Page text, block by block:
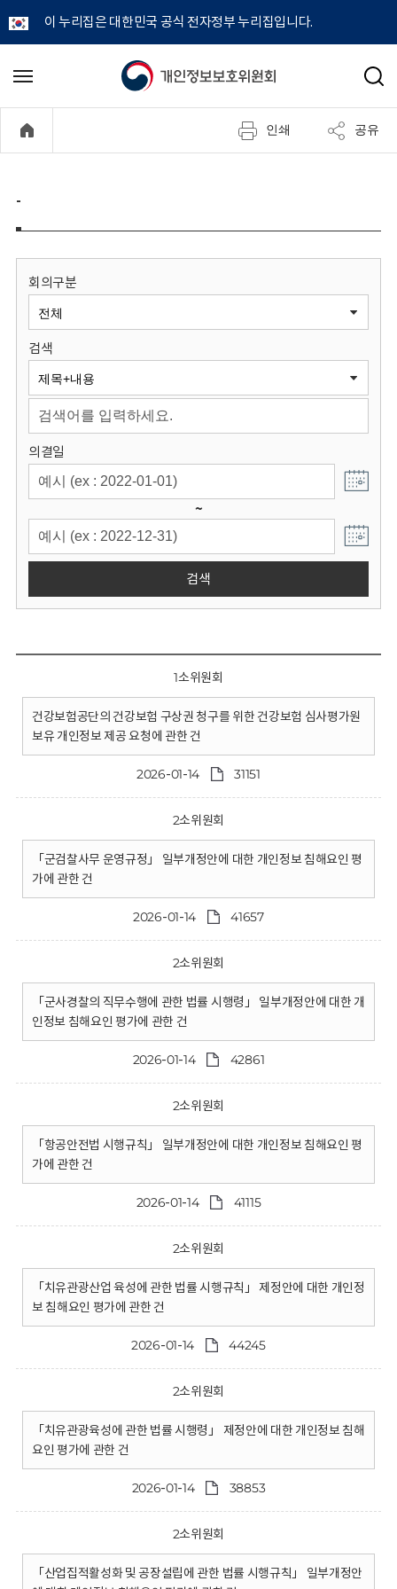
이 누리집은 대한민국 공식 전자정부 누리집입니다.
개
정
보
원
회
메
기
검
인쇄 공유
-
회의구분
검색
의결일
~
검색
1소위원회
건강보험공단의 건강보험 구상권 청구를 위한 건강보험 심사평가원
보유 개인정보 제공 요청에 관한 건
2026-01-14 31151
2소위원회
「군검찰사무 운영규정」 일부개정안에 대한 개인정보 침해요인 평
가에 관한 건
2026-01-14 41657
2소위원회
「군사경찰의 직무수행에 관한 법률 시행령」 일부개정안에 대한 개
인정보 침해요인 평가에 관한 건
2026-01-14 42861
2소위원회
「항공안전법 시행규칙」 일부개정안에 대한 개인정보 침해요인 평
가에 관한 건
2026-01-14 41115
2소위원회
「치유관광산업 육성에 관한 법률 시행규칙」 제정안에 대한 개인정
보 침해요인 평가에 관한 건
2026-01-14 44245
2소위원회
「치유관광육성에 관한 법률 시행령」 제정안에 대한 개인정보 침해
요인 평가에 관한 건
2026-01-14 38853
2소위원회
「산업집적활성화 및 공장설립에 관한 법률 시행규칙」 일부개정안